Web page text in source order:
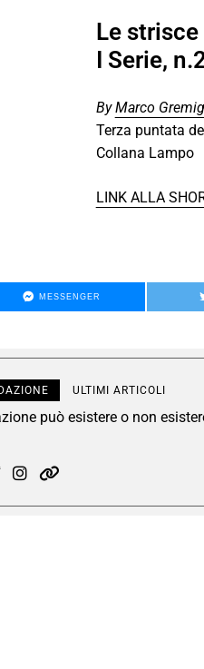
Le
I Serie,
ByMarco
Terza puntata
Collana Lampo
LINK ALLA
MESSENGER
ULTIMI ARTICOLI
può esistere o non